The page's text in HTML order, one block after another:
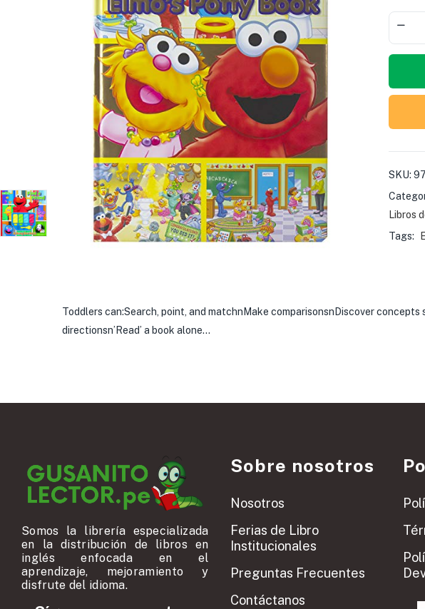
SKU:
Libros
Tags:
Toddlers can:Search, point, and matchnMake comparisonsnDiscover concepts
directionsn’Read’ a book alone…
Somos la librería especializada
en la distribución de libros en
inglés enfocada en el
aprendizaje, mejoramiento y
disfrute del idioma.
Sobre nosotros
Nosotros
Ferias de Libro
Institucionales
Preguntas Frecuentes
Contáctanos